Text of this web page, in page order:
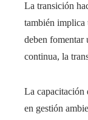
La transición
también implica
deben fomentar
continua, la
La capacitación
en gestión